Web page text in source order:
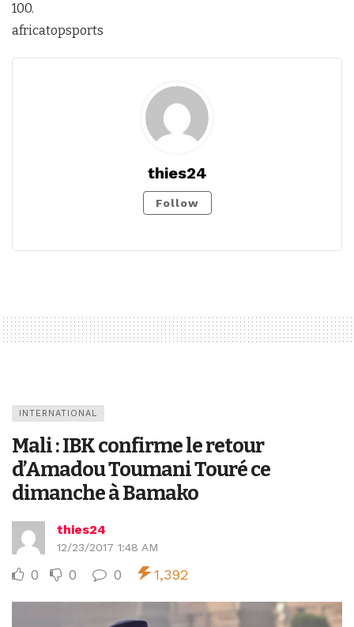
100.
africatopsports
thies24
Follow
INTERNATIONAL
Mali : IBK confirme le retour
d’Amadou Toumani Touré ce
dimanche à Bamako
thies24
12/23/2017 1:48 AM
0 0 0 1,392